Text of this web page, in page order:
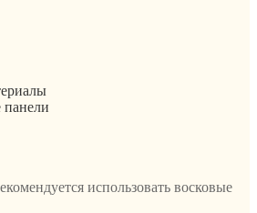
использовать восковые